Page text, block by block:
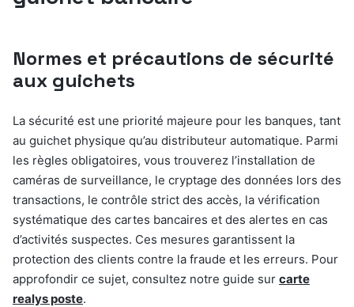
Normes et précautions de sécurité
aux guichets
La sécurité est une priorité majeure pour les banques, tant
au guichet physique qu’au distributeur automatique. Parmi
les règles obligatoires, vous trouverez l’installation de
caméras de surveillance, le cryptage des données lors des
transactions, le contrôle strict des accès, la vérification
systématique des cartes bancaires et des alertes en cas
d’activités suspectes. Ces mesures garantissent la
protection des clients contre la fraude et les erreurs. Pour
approfondir ce sujet, consultez notre guide sur carte
realys poste.